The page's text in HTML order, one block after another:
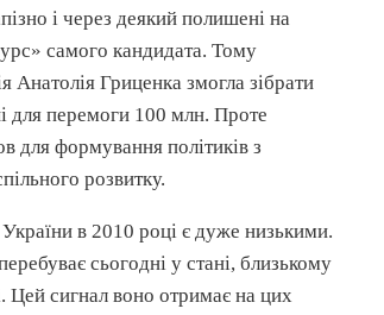
і через деякий полишені на
самого кандидата. Тому
АнатоліяГриценка змогла зібрати
для перемоги 100млн. Проте
для формування політиків з
розвитку.
в 2010 році є дуже низькими.
сьогодні у стані, близькому
Цей сигнал воно отримає на цих